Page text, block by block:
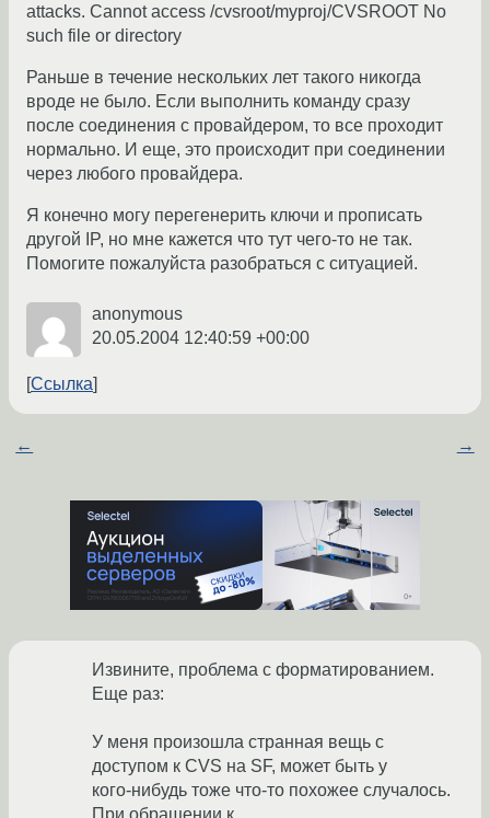
attacks. Cannot access /cvsroot/myproj/CVSROOT No
such file or directory
Раньше в течение нескольких лет такого никогда
вроде не было. Если выполнить команду сразу
после соединения с провайдером, то все проходит
нормально. И еще, это происходит при соединении
через любого провайдера.
Я конечно могу перегенерить ключи и прописать
другой IP, но мне кажется что тут чего-то не так.
Помогите пожалуйста разобраться с ситуацией.
anonymous
20.05.2004 12:40:59 +00:00
Ссылка
← →
Извините, проблема с форматированием.
Еще раз:
У меня произошла странная вещь с
доступом к CVS на SF, может быть у
кого-нибудь тоже что-то похожее случалось.